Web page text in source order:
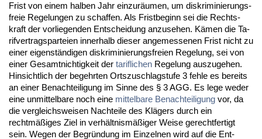
Frist von ei­nem hal­ben Jahr ein­zuräum­en, um dis­kri­mi­nie­rungs­
freie Re­ge­lun­gen zu schaf­fen. Als Frist­be­ginn sei die Rechts­
kraft der vor­lie­gen­den Ent­schei­dung an­zu­se­hen. Kämen die Ta­
rif­ver­trags­par­tei­en in­ner­halb die­ser an­ge­mes­se­nen Frist nicht zu
ei­ner ei­genständi­gen dis­kri­mi­nie­rungs­frei­en Re­ge­lung, sei von
ei­ner Ge­samt­nich­tig­keit der ta­rif­li­chen Re­ge­lung aus­zu­ge­hen.
Hin­sicht­lich der be­gehr­ten Orts­zu­schlag­stu­fe 3 feh­le es be­reits
an ei­ner Be­nach­tei­li­gung im Sin­ne des § 3 AGG. Es le­ge we­der
ei­ne un­mit­tel­ba­re noch ei­ne mit­tel­ba­re Be­nach­tei­li­gung vor, da
die ver­gleichs­wei­sen Nach­tei­le des Klägers durch ein
rechtmäßiges Ziel in verhält­nismäßiger Wei­se ge­recht­fer­tigt
sein. We­gen der Be­gründung im Ein­zel­nen wird auf die Ent­